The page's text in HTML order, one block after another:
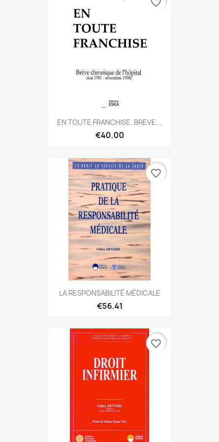
EN TOUTE FRANCHISE. BREVE...
€40.00
favorite_border
LA RESPONSABILITÉ MÉDICALE
€56.41
favorite_border
favorite_border